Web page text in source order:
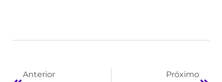
Anterior Próximo